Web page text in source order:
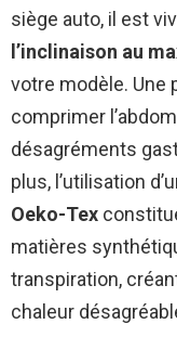
siège auto, il est
l’inclinaison au
votre modèle. Une
comprimer
désagréments
plus, l’utilisation
Oeko-Tex
matières
transpiration,
chaleur